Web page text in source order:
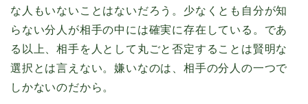
な人もいないことはないだろう。少なくとも自分が知
らない分人が相手の中には確実に存在している。であ
る以上、相手を人として丸ごと否定することは賢明な
選択とは言えない。嫌いなのは、相手の分人の一つで
しかないのだから。